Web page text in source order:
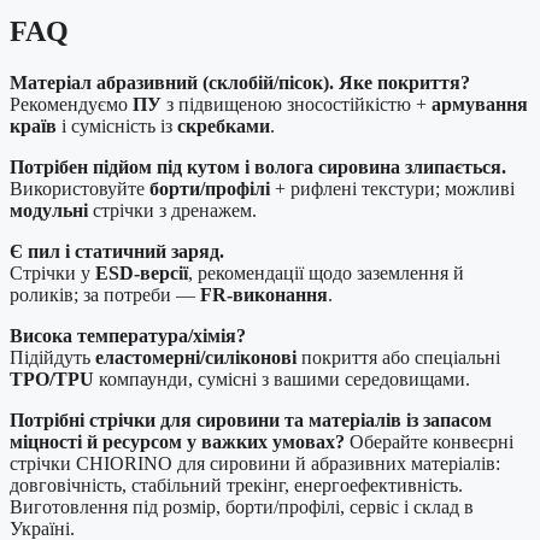
FAQ
Матеріал абразивний (склобій/пісок). Яке покриття?
Рекомендуємо ПУ з підвищеною зносостійкістю + армування
країв і сумісність із скребками.
Потрібен підйом під кутом і волога сировина злипається.
Використовуйте борти/профілі + рифлені текстури; можливі
модульні стрічки з дренажем.
Є пил і статичний заряд.
Стрічки у ESD-версії, рекомендації щодо заземлення й
роликів; за потреби — FR-виконання.
Висока температура/хімія?
Підійдуть еластомерні/силіконові покриття або спеціальні
TPO/TPU компаунди, сумісні з вашими середовищами.
Потрібні стрічки для сировини та матеріалів із запасом
міцності й ресурсом у важких умовах? Оберайте конвеєрні
стрічки CHIORINO для сировини й абразивних матеріалів:
довговічність, стабільний трекінг, енергоефективність.
Виготовлення під розмір, борти/профілі, сервіс і склад в
Україні.